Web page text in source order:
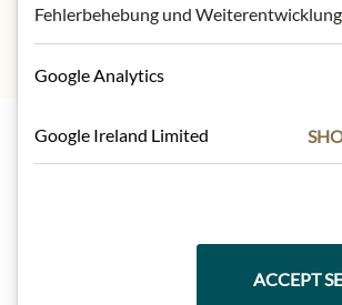
Fehlerbehebung und Weiterentwicklung
Google Analytics
Google Ireland Limited
ACCEPT